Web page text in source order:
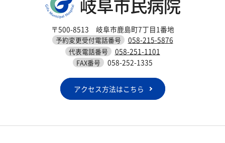
〒500-8513 岐阜市鹿島町7丁目1番地
予約変更受付電話番号 058-215-5876
代表電話番号 058-251-1101
FAX番号 058-252-1335
アクセス方法はこちら